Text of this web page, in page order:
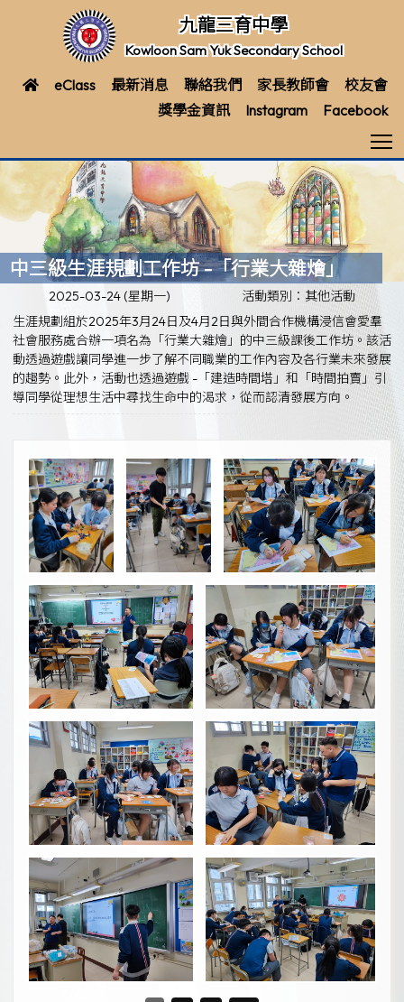
九龍三育中學
Kowloon Sam Yuk Secondary School
eClass 最新消息 聯絡我們 家長教師會
校友會
獎學金資訊
Instagram Facebook
中三級生涯規劃工作坊 -「行業大雜燴」
2025-03-24 (星期一)
活動類別：其他活動
生涯規劃組於2025年3月24日及4月2日與外間合作機構浸信會愛羣
社會服務處合辦一項名為「行業大雜燴」的中三級課後工作坊。該活
動透過遊戲讓同學進一步了解不同職業的工作內容及各行業未來發展
的趨勢。此外，活動也透過遊戲 -「建造時間塔」和「時間拍賣」引
導同學從理想生活中尋找生命中的渴求，從而認清發展方向。